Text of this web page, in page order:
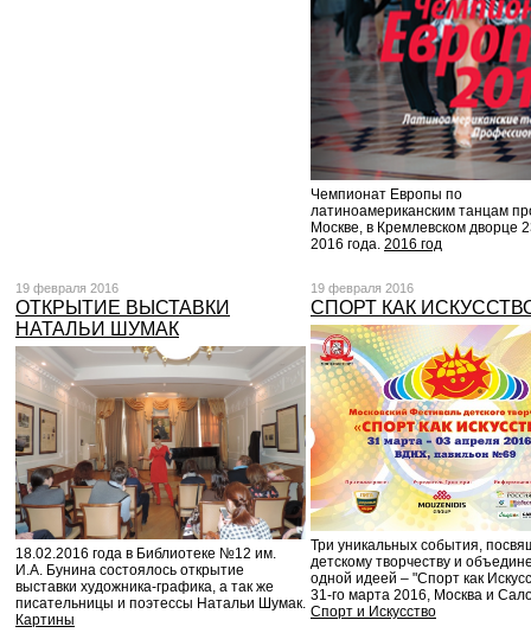
Чемпионат Европы по
латиноамериканским танцам
Москве, в Кремлевском дворце
2016 года. 2016 год
19 февраля 2016
ОТКРЫТИЕ ВЫСТАВКИ
НАТАЛЬИ ШУМАК
18.02.2016 года в Библиотеке №12 им.
И.А. Бунина состоялось открытие
выставки художника-графика, а так же
писательницы и поэтессы Натальи Шумак.
Картины
19 февраля 2016
СПОРТ КАК
Три уникальных события,
детскому творчеству и
одной идеей – "Спорт как
31-го марта 2016, Москва и
Спорт и Искусство